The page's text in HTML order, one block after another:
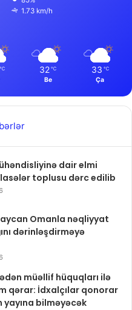
1.73 km/h
℃ 32 ℃
Be
33 ℃
Ça
dair elmi
toplusu dərc edilib
Omanla nəqliyyat
dərinləşdirməyə
müəllif hüquqları ilə
qərar: İdxalçılar qonorar
yayına bilməyəcək